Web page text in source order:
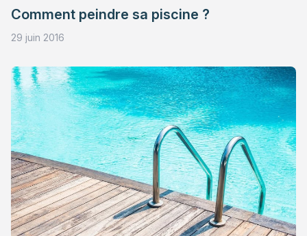
Comment peindre sa piscine ?
29 juin 2016